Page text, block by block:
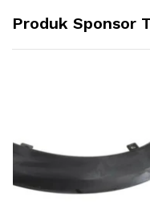
Produk Sponsor